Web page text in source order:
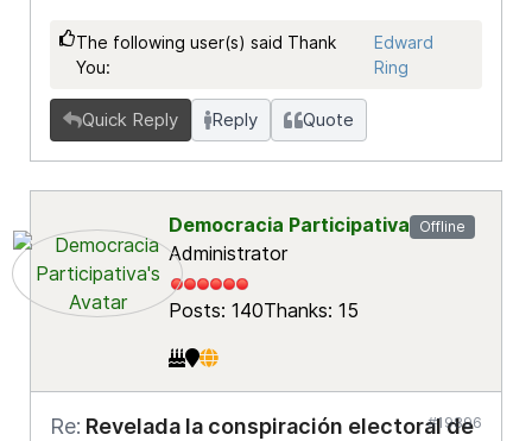
The following user(s) said Thank
You:
Edward
Ring
Quick Reply Reply Quote
Democracia Participativa Offline
Administrator
Posts: 140Thanks: 15
Re: Revelada la conspiración electoral de
#19896